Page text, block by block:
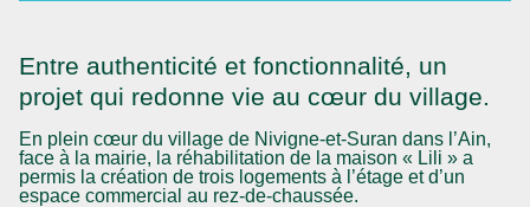
Entre authenticité et fonctionnalité, un
projet qui redonne vie au cœur du village.
En plein cœur du village de Nivigne-et-Suran dans l’Ain,
face à la mairie, la réhabilitation de la maison « Lili » a
permis la création de trois logements à l’étage et d’un
espace commercial au rez-de-chaussée.